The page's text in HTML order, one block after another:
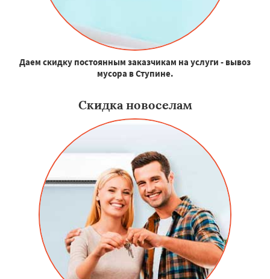
Даем скидку постоянным заказчикам на услуги - вывоз
мусора в Ступине.
Скидка новоселам